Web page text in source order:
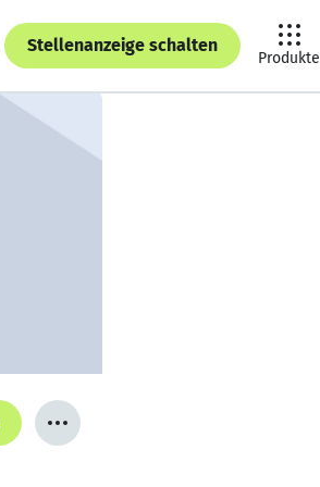
Stellenanzeige schalten
Produkte